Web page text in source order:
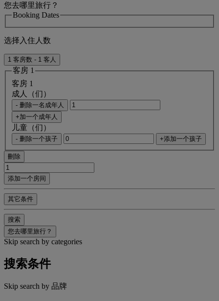
您去哪里旅行？
Booking Dates
选择入住人数
1 客房数 - 1 客人
客房 1
客房 1
成人（们）
- 删除一名成年人
+加一个成年人
儿童（们）
- 删除一个孩子 +添加一个孩子
刪除
添加一个房间
其它条件
搜索
您去哪里旅行？
Skip search by categories
搜索条件
Skip search by 品牌